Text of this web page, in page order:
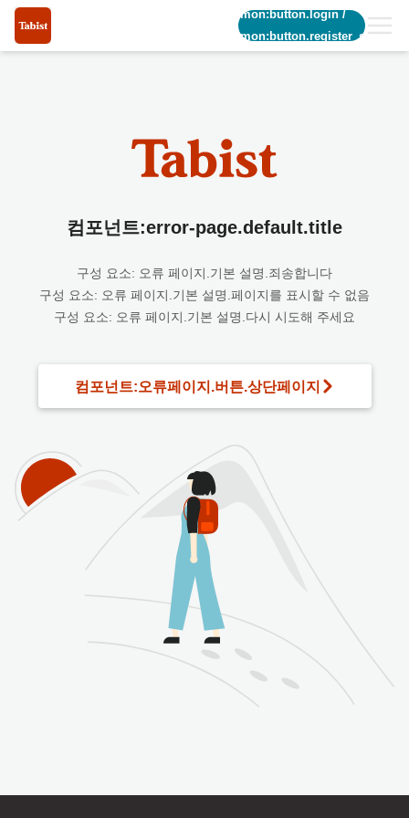
common:button.login/
common:button.register_short
컴포넌트:error-page.default.title
구성 요소: 오류 페이지.기본 설명.죄송합니다
구성 요소: 오류 페이지.기본 설명.페이지를 표시할 수 없음
구성 요소: 오류 페이지.기본 설명.다시 시도해 주세요
컴포넌트:오류페이지.버튼.상단페이지